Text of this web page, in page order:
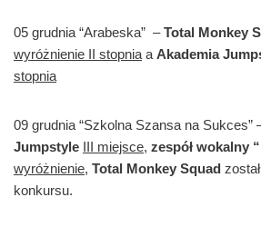
05 grudnia “Arabeska” –Total Monkey
wyróżnienie II stopnia a Akademia
stopnia
09 grudnia “Szkolna Szansa na Sukces”
Jumpstyle III miejsce, zespół wokalny
wyróżnienie, Total Monkey Squad
konkursu.